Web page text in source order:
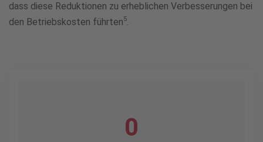
dass diese Reduktionen zu erheblichen Verbesserungen bei
den Betriebskosten führten5.
0